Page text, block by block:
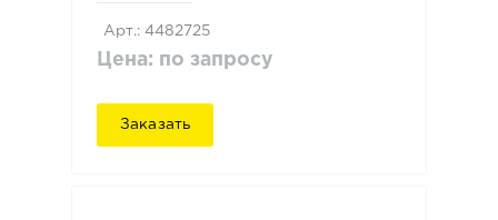
Арт.: 4482725
Цена: по запросу
Заказать